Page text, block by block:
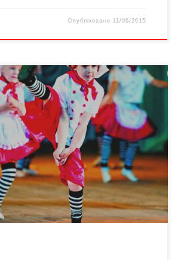
Опубліковано 11/06/2015
Літнього театру вихованці
і фітнесу «DANCE-CITY.CV».
часі й просторі за допомоги танцю
талановитими є наші діти. Участь
хлопці та дівчата, незважаючи на рівень
дітлашні подобається рух під музику,
спостерігаючи […]